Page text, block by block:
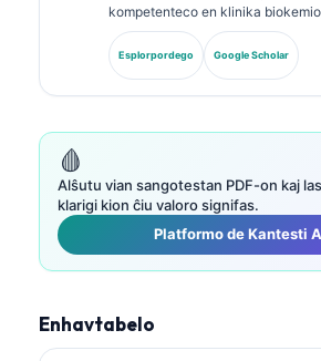
kompetenteco en klinika
medicino kaj biomarkila
de la Germana Societo por Klinika
specialiĝas pri analizo de
Esplorpordego Google Scholar
🩸
Alŝutu vian sangotestan PDF-on kaj
klarigi kion ĉiu valoro signifas.
Platformo de Kantesti
Enhavtabelo